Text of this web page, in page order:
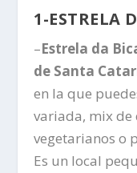
1-ESTRELA
–Estrela da
de Santa
en la que
variada, mix
vegetarianos o
Es un local